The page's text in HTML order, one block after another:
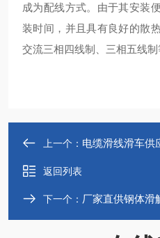
成为配线方式。由于其安装
装时间，并且具有良好的散
交流三相四线制、三相五线制
上一个： 电缆滑线滑车供
返回列表
下一个： 厂家直供钢体滑